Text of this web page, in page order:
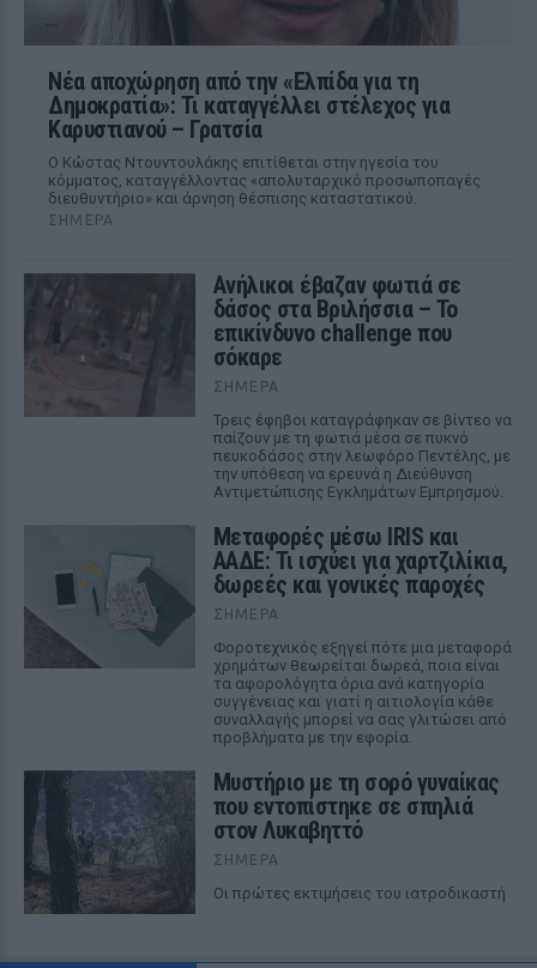
Νέα αποχώρηση από την «Ελπίδα για τη
Δημοκρατία»: Τι καταγγέλλει στέλεχος για
Καρυστιανού – Γρατσία
Ο Κώστας Ντουντουλάκης επιτίθεται στην ηγεσία του
κόμματος, καταγγέλλοντας «απολυταρχικό προσωποπαγές
διευθυντήριο» και άρνηση θέσπισης καταστατικού.
ΣΉΜΕΡΑ
Ανήλικοι έβαζαν φωτιά σε
δάσος στα Βριλήσσια – Το
επικίνδυνο challenge που
σόκαρε
ΣΉΜΕΡΑ
Τρεις έφηβοι καταγράφηκαν σε βίντεο να
παίζουν με τη φωτιά μέσα σε πυκνό
πευκοδάσος στην λεωφόρο Πεντέλης, με
την υπόθεση να ερευνά η Διεύθυνση
Αντιμετώπισης Εγκλημάτων Εμπρησμού.
Μεταφορές μέσω IRIS και
ΑΑΔΕ: Τι ισχύει για χαρτζιλίκια,
δωρεές και γονικές παροχές
ΣΉΜΕΡΑ
Φοροτεχνικός εξηγεί πότε μια μεταφορά
χρημάτων θεωρείται δωρεά, ποια είναι
τα αφορολόγητα όρια ανά κατηγορία
συγγένειας και γιατί η αιτιολογία κάθε
συναλλαγής μπορεί να σας γλιτώσει από
προβλήματα με την εφορία.
Μυστήριο με τη σορό γυναίκας
που εντοπίστηκε σε σπηλιά
στον Λυκαβηττό
ΣΉΜΕΡΑ
Οι πρώτες εκτιμήσεις του ιατροδικαστή